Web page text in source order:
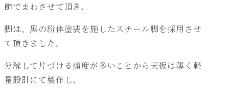
飾でまわさせて頂き、
脚は、黒の紛体塗装を施したスチール脚を採用させ
て頂きました。
分解して片づける頻度が多いことから天板は薄く軽
量設計にて製作し、